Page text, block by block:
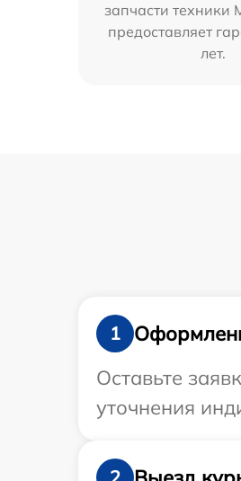
запчасти техники
предоставляет
лет.
1
Оставьте
уточнения